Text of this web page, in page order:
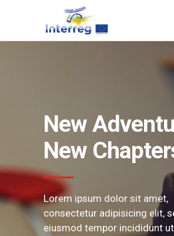
New
New
Lorem ipsum dolor sit amet,
consectetur adipisicing elit,
eiusmod tempor incididunt